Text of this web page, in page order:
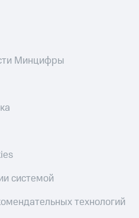
Минцифры
системой
технологий